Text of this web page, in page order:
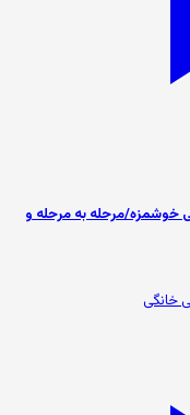
خوشمزه/مرحله به مرحله و